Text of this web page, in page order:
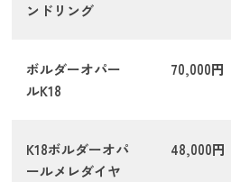
ンドリング
ボルダーオパー
ルK18
70,000円
K18ボルダーオパ
ールメレダイヤ
48,000円